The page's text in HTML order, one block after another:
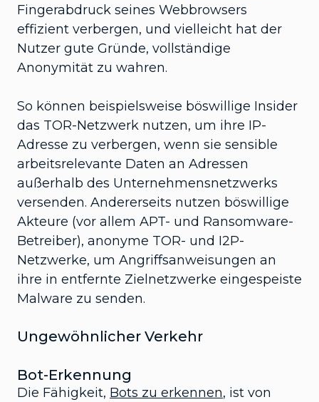
Fingerabdruck seines Webbrowsers
effizient verbergen, und vielleicht hat der
Nutzer gute Gründe, vollständige
Anonymität zu wahren.
So können beispielsweise böswillige Insider
das TOR-Netzwerk nutzen, um ihre IP-
Adresse zu verbergen, wenn sie sensible
arbeitsrelevante Daten an Adressen
außerhalb des Unternehmensnetzwerks
versenden. Andererseits nutzen böswillige
Akteure (vor allem APT- und Ransomware-
Betreiber), anonyme TOR- und I2P-
Netzwerke, um Angriffsanweisungen an
ihre in entfernte Zielnetzwerke eingespeiste
Malware zu senden.
Ungewöhnlicher Verkehr
Bot-Erkennung
Die Fähigkeit, Bots zu erkennen, ist von